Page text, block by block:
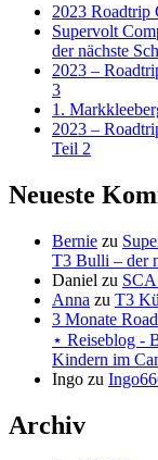
2023 Roadtrip
Supervolt
der nächste
2023 –
3
1.
2023 –
Teil 2
Neueste
Bernie zu
T3 Bulli – der
Daniel zu
Anna zu T3
3 Monate
⋆ Reiseblog -
Kindern im
Ingo zu
Archiv